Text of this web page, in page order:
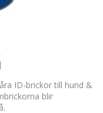
ID-brickor till hund &
blir